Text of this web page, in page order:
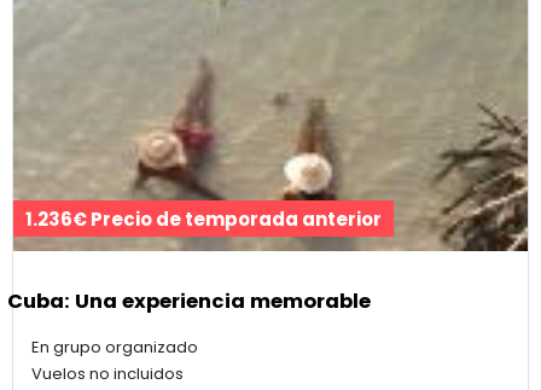
1.236€ Precio de temporada anterior
Cuba: Una experiencia memorable
En grupo organizado
Vuelos no incluidos